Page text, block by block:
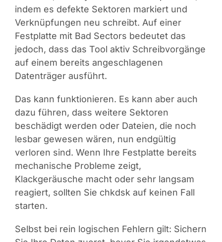
indem es defekte Sektoren markiert und
Verknüpfungen neu schreibt. Auf einer
Festplatte mit Bad Sectors bedeutet das
jedoch, dass das Tool aktiv Schreibvorgänge
auf einem bereits angeschlagenen
Datenträger ausführt.
Das kann funktionieren. Es kann aber auch
dazu führen, dass weitere Sektoren
beschädigt werden oder Dateien, die noch
lesbar gewesen wären, nun endgültig
verloren sind. Wenn Ihre Festplatte bereits
mechanische Probleme zeigt,
Klackgeräusche macht oder sehr langsam
reagiert, sollten Sie chkdsk auf keinen Fall
starten.
Selbst bei rein logischen Fehlern gilt: Sichern